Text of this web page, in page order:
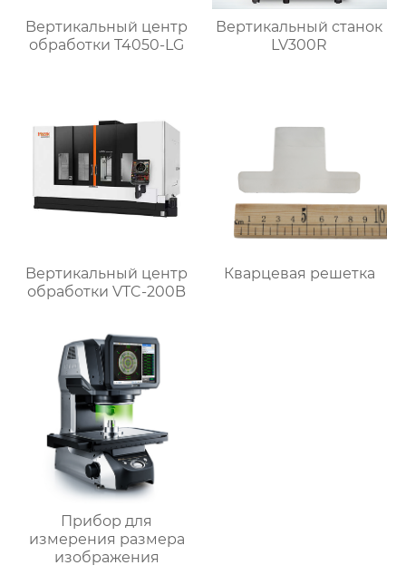
Bертикальный центр
обработки T4050-LG
Вертикальный станок
LV300R
Bертикальный центр
обработки VTC-200B
Кварцевая решетка
Прибор для
измерения размера
изображения